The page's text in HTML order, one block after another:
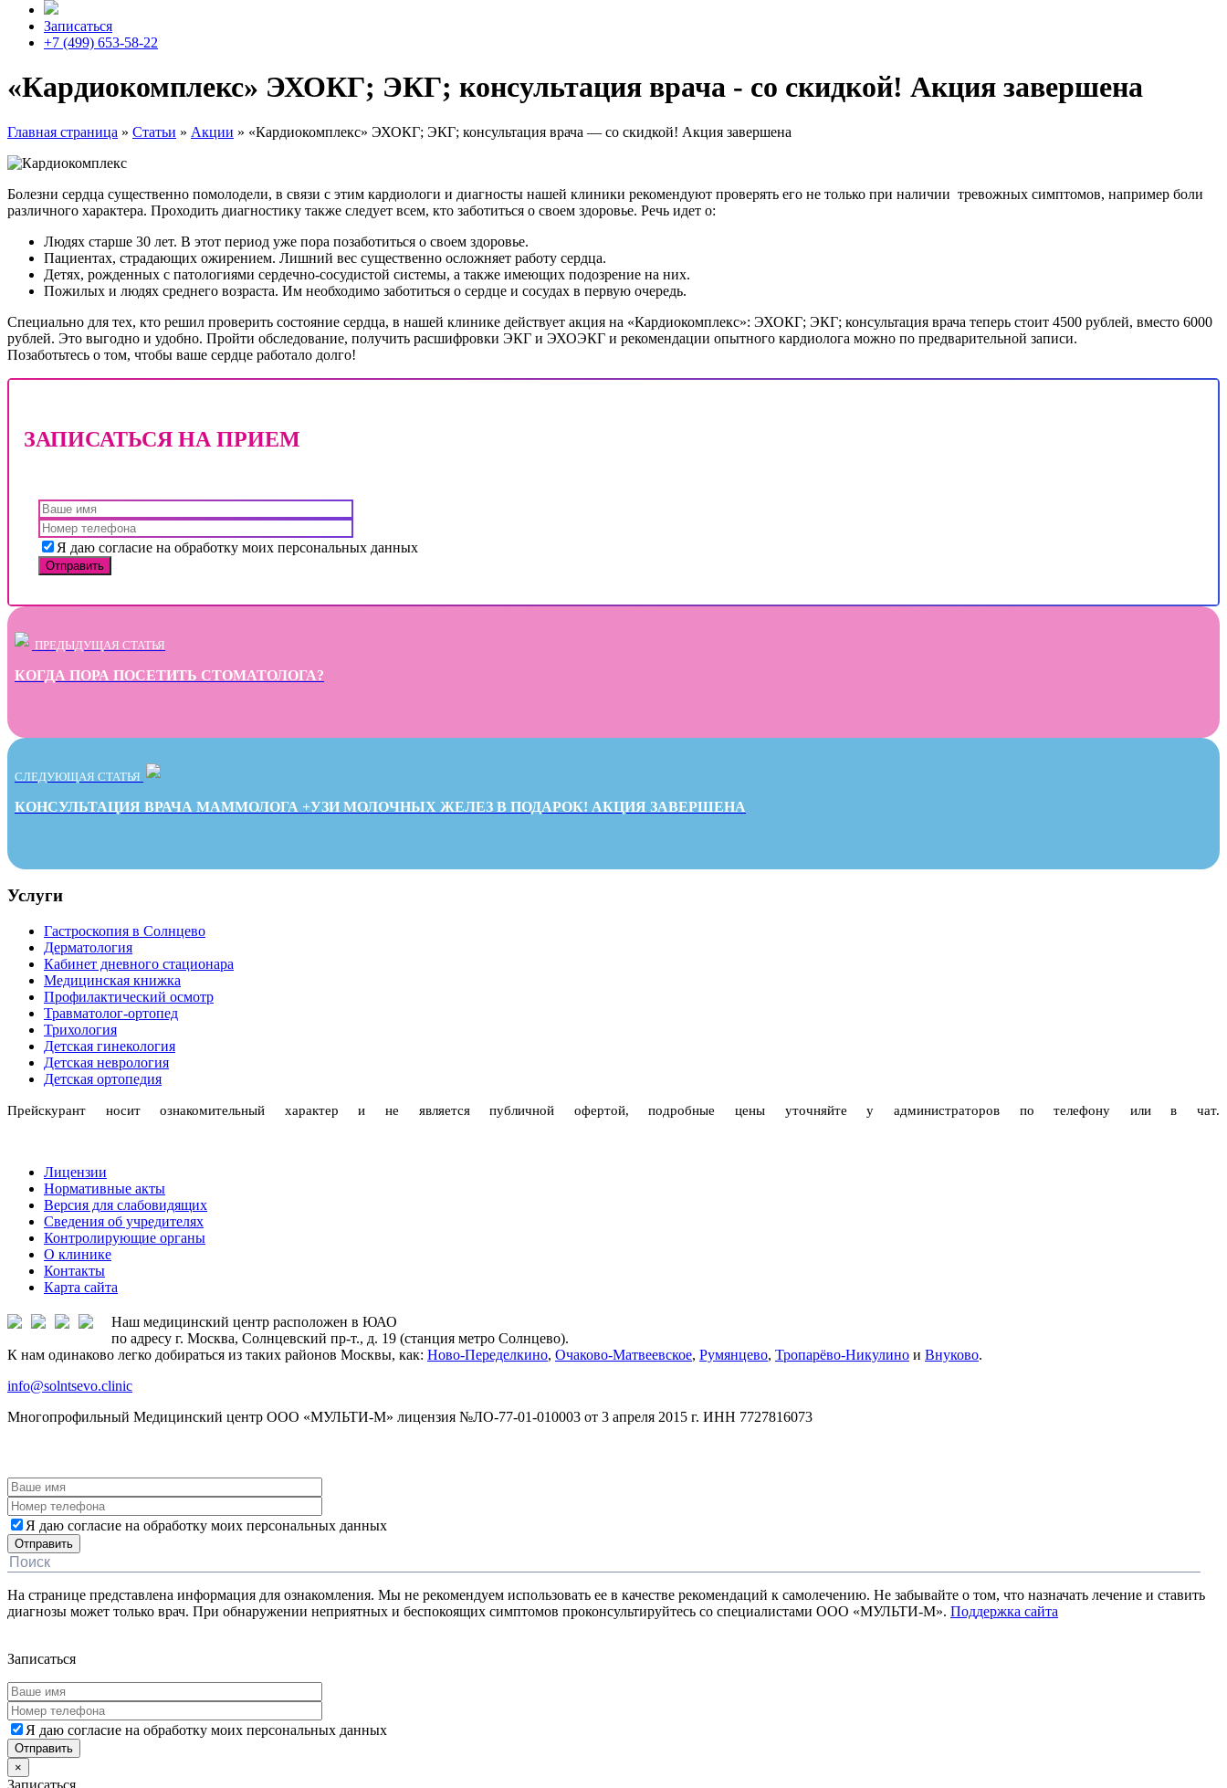
Записаться
+7 (499) 653-58-22
«Кардиокомплекс» ЭХОКГ; ЭКГ; консультация врача - со скидкой! Акция завершена
Главная страница » Статьи » Акции » «Кардиокомплекс» ЭХОКГ; ЭКГ; консультация врача — со скидкой! Акция завершена
Болезни сердца существенно помолодели, в связи с этим кардиологи и диагносты нашей клиники рекомендуют проверять его не только при наличии тревожных симптомов, например боли
различного характера. Проходить диагностику также следует всем, кто заботиться о своем здоровье. Речь идет о:
Людях старше 30 лет. В этот период уже пора позаботиться о своем здоровье.
Пациентах, страдающих ожирением. Лишний вес существенно осложняет работу сердца.
Детях, рожденных с патологиями сердечно-сосудистой системы, а также имеющих подозрение на них.
Пожилых и людях среднего возраста. Им необходимо заботиться о сердце и сосудах в первую очередь.
Специально для тех, кто решил проверить состояние сердца, в нашей клинике действует акция на «Кардиокомплекс»: ЭХОКГ; ЭКГ; консультация врача теперь стоит 4500 рублей, вместо 6000
рублей. Это выгодно и удобно. Пройти обследование, получить расшифровки ЭКГ и ЭХОЭКГ и рекомендации опытного кардиолога можно по предварительной записи.
Позаботьтесь о том, чтобы ваше сердце работало долго!
ЗАПИСАТЬСЯ НА ПРИЕМ
Я даю согласие на обработку моих персональных данных
ПРЕДЫДУЩАЯ СТАТЬЯ
КОГДА ПОРА ПОСЕТИТЬ СТОМАТОЛОГА?
СЛЕДУЮЩАЯ СТАТЬЯ
КОНСУЛЬТАЦИЯ ВРАЧА МАММОЛОГА +УЗИ МОЛОЧНЫХ ЖЕЛЕЗ В ПОДАРОК! АКЦИЯ ЗАВЕРШЕНА
Услуги
Гастроскопия в Солнцево
Дерматология
Кабинет дневного стационара
Медицинская книжка
Профилактический осмотр
Травматолог-ортопед
Трихология
Детская гинекология
Детская неврология
Детская ортопедия
Прейскурант носит ознакомительный характер и не является публичной офертой, подробные цены уточняйте у администраторов по телефону или в чат.
Лицензии
Нормативные акты
Версия для слабовидящих
Сведения об учредителях
Контролирующие органы
О клинике
Контакты
Карта сайта
Наш медицинский центр расположен в ЮАО
по адресу г. Москва, Солнцевский пр-т., д. 19 (станция метро Солнцево).
К нам одинаково легко добираться из таких районов Москвы, как: Ново-Переделкино, Очаково-Матвеевское, Румянцево, Тропарёво-Никулино и Внуково.
info@solntsevo.clinic
Многопрофильный Медицинский центр ООО «МУЛЬТИ-М» лицензия №ЛО-77-01-010003 от 3 апреля 2015 г. ИНН 7727816073
Я даю согласие на обработку моих персональных данных
На странице представлена информация для ознакомления. Мы не рекомендуем использовать ее в качестве рекомендаций к самолечению. Не забывайте о том, что назначать лечение и ставить
диагнозы может только врач. При обнаружении неприятных и беспокоящих симптомов проконсультируйтесь со специалистами ООО «МУЛЬТИ-М». Поддержка сайта
Записаться
Я даю согласие на обработку моих персональных данных
×